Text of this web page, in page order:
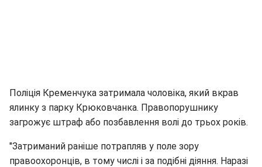
Поліція Кременчука затримала чоловіка, який вкрав
ялинку з парку Крюковчанка. Правопорушнику
загрожує штраф або позбавлення волі до трьох років.
"Затриманий раніше потрапляв у поле зору
правоохоронців, в тому числі і за подібні діяння. Наразі